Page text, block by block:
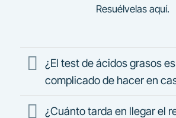
Resuélvelas aquí.
¿El test de ácidos grasos es
complicado de hacer en
¿Cuánto tarda en llegar el